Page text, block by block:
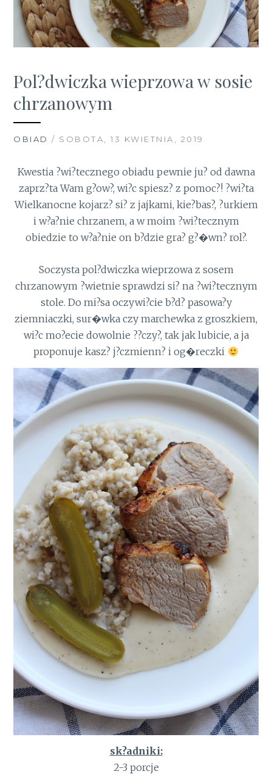
Pol?dwiczka wieprzowa w sosie
chrzanowym
OBIAD / SOBOTA, 13 KWIETNIA, 2019
Kwestia ?wi?tecznego obiadu pewnie ju? od dawna
zaprz?ta Wam g?ow?, wi?c spiesz? z pomoc?! ?wi?ta
Wielkanocne kojarz? si? z jajkami, kie?bas?, ?urkiem
i w?a?nie chrzanem, a w moim ?wi?tecznym
obiedzie to w?a?nie on b?dzie gra? g?�wn? rol?.
Soczysta pol?dwiczka wieprzowa z sosem
chrzanowym ?wietnie sprawdzi si? na ?wi?tecznym
stole. Do mi?sa oczywi?cie b?d? pasowa?y
ziemniaczki, sur�wka czy marchewka z groszkiem,
wi?c mo?ecie dowolnie ??czy?, tak jak lubicie, a ja
proponuje kasz? j?czmienn? i og�reczki
sk?adniki:
2-3 porcje